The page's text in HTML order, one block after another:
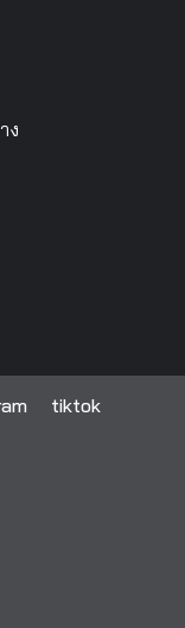
ง
tiktok